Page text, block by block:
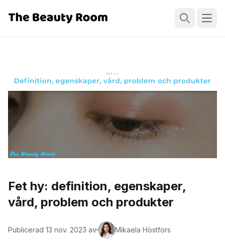
Fet hy: definition, egenskaper,
vård, problem och produkter
Publicerad 13 nov. 2023 av Mikaela Höstfors